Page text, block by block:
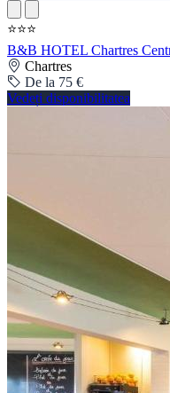
⭐⭐⭐
B&B HOTEL Chartres
Chartres
De la 75 €
Vedeți disponibilitatea